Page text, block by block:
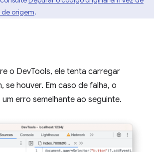
origem.
o DevTools, ele tenta carregar
se houver. Em caso de falha, o
erro semelhante ao seguinte.